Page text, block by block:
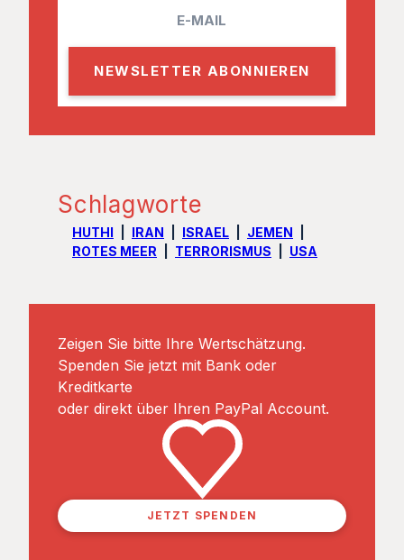
l
Schlagworte
HUTHI IRAN ISRAEL
JEMEN
ROTES MEER
TERRORISMUS USA
Zeigen Sie bitte Ihre Wertschätzung.
Spenden Sie jetzt mit Bank oder
Kreditkarte
oder direkt über Ihren PayPal Account.
JETZT SPENDEN